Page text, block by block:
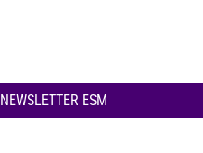
NEWSLETTER ESM